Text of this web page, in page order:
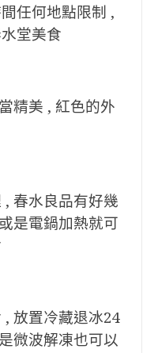
任何地點限制 ,
堂美⻝
精美 , 紅色的外
春水良品有好幾
是電鍋加熱就可
放置冷藏退冰24
微波解凍也可以